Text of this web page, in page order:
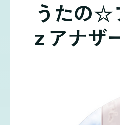
うたの☆
z アナザ